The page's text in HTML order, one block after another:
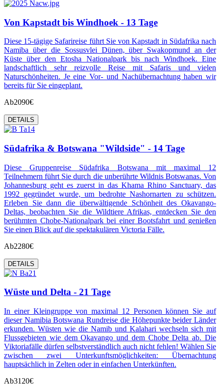
Von Kapstadt bis Windhoek - 13 Tage
Diese 15-tägige Safarireise führt Sie von Kapstadt in Südafrika nach
Namiba über die Sossusvlei Dünen, über Swakopmund an der
Küste über den Etosha Nationalpark bis nach Windhoek. Eine
landschaftlich sehr reizvolle Reise mit Safaris und vielen
Naturschönheiten. Je eine Vor- und Nachübernachtung haben wir
bereits für Sie eingeplant.
Ab2090€
DETAILS
Südafrika & Botswana "Wildside" - 14 Tage
Diese Gruppenreise Südafrika Botswana mit maximal 12
Teilnehmern führt Sie durch die unberührte Wildnis Botswanas. Von
Johannesburg geht es zuerst in das Khama Rhino Sanctuary, das
1992 gegründet wurde, um bedrohte Nashornarten zu schützen.
Erleben Sie dann die überwältigende Schönheit des Okavango-
Deltas, beobachten Sie die Wildtiere Afrikas, entdecken Sie den
berühmten Chobe-Nationalpark bei einer Bootsfahrt und genießen
Sie einen Blick auf die spektakulären Victoria Fälle.
Ab2280€
DETAILS
Wüste und Delta - 21 Tage
In einer Kleingruppe von maximal 12 Personen können Sie auf
dieser Namibia Botswana Rundreise die Höhepunkte beider Länder
erkunden. Wüsten wie die Namib und Kalahari wechseln sich mit
Flussgebieten wie dem Okavango und dem Chobe Delta ab. Die
Viktoriafälle dürfen selbstverständlich auch nicht fehlen! Wählen Sie
zwischen zwei Unterkunftsmöglichkeiten: Übernachtung
hauptsächlich in Zelten oder in einfachen Unterkünften.
Ab3120€